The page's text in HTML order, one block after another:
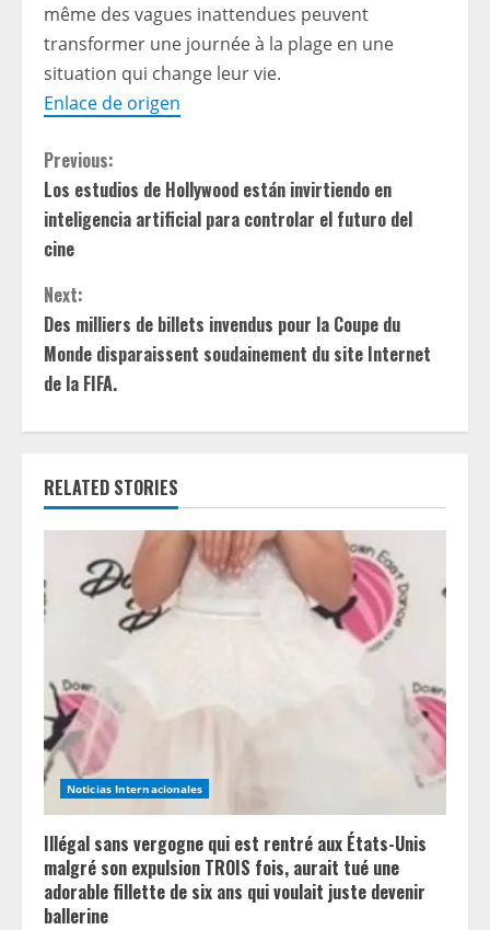
même des vagues inattendues peuvent
transformer une journée à la plage en une
situation qui change leur vie.
Enlace de origen
C
o
n
t
i
n
u
e
R
e
a
d
i
n
g
Previous:
Los estudios de Hollywood están invirtiendo en
inteligencia artificial para controlar el futuro del
cine
Next:
Des milliers de billets invendus pour la Coupe du
Monde disparaissent soudainement du site Internet
de la FIFA.
RELATED STORIES
Noticias Internacionales
Illégal sans vergogne qui est rentré aux États-Unis
malgré son expulsion TROIS fois, aurait tué une
adorable fillette de six ans qui voulait juste devenir
ballerine